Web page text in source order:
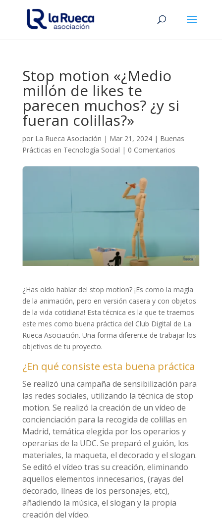
Stop motion «¿Medio
millón de likes te
parecen muchos? ¿y si
fueran colillas?»
por La Rueca Asociación | Mar 21, 2024| Buenas
Prácticas en Tecnología Social | 0 Comentarios
¿Has oído hablar del stop motion? ¡Es como la magia
de la animación, pero en versión casera y con objetos
de la vida cotidiana! Esta técnica es la que te traemos
este mes como buena práctica del Club Digital de La
Rueca Asociación. Una forma diferente de trabajar los
objetivos de tu proyecto.
¿En qué consiste esta buena práctica
Se realizó una campaña de sensibilización para
las redes sociales, utilizando la técnica de stop
motion. Se realizó la creación de un vídeo de
concienciación para la recogida de colillas en
Madrid, temática elegida por los operarios y
operarias de la UDC. Se preparó el guión, los
materiales, la maqueta, el decorado y el slogan.
Se editó el vídeo tras su creación, eliminando
aquellos elementos innecesarios, (rayas del
decorado, líneas de los personajes, etc),
añadiendo la música, el slogan y la propia
creación del vídeo.